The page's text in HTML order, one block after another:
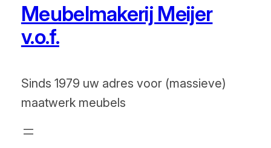
Meubelmakerij Meijer
v.o.f.
Sinds 1979 uw adres voor (massieve)
maatwerk meubels